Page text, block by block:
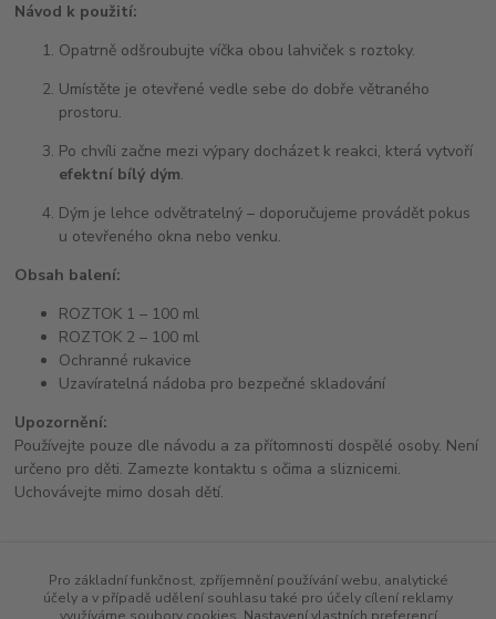
Návod k použití:
Opatrně odšroubujte víčka obou lahviček s roztoky.
Umístěte je otevřené vedle sebe do dobře větraného
prostoru.
Po chvíli začne mezi výpary docházet k reakci, která vytvoří
efektní bílý dým.
Dým je lehce odvětratelný – doporučujeme provádět pokus
u otevřeného okna nebo venku.
Obsah balení:
ROZTOK 1 – 100 ml
ROZTOK 2 – 100 ml
Ochranné rukavice
Uzavíratelná nádoba pro bezpečné skladování
Upozornění:
Používejte pouze dle návodu a za přítomnosti dospělé osoby. Není
určeno pro děti. Zamezte kontaktu s očima a sliznicemi.
Uchovávejte mimo dosah dětí.
Zboží zařazeno v kategoriích
Pro základní funkčnost, zpříjemnění používání webu, analytické
účely a v případě udělení souhlasu také pro účely cílení reklamy